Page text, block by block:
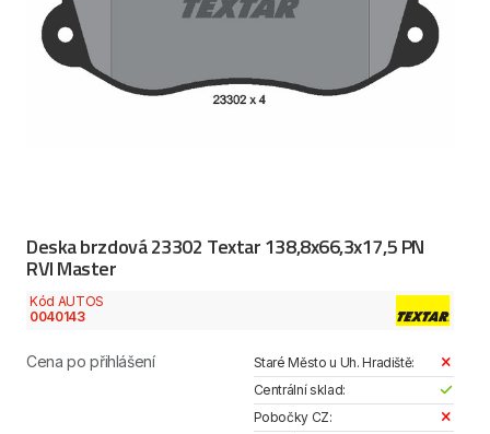
Deska brzdová 23302 Textar 138,8x66,3x17,5 PN
RVI Master
Kód AUTOS
0040143
Cena po přihlášení
Staré Město u Uh. Hradiště:
Centrální sklad:
Pobočky CZ: